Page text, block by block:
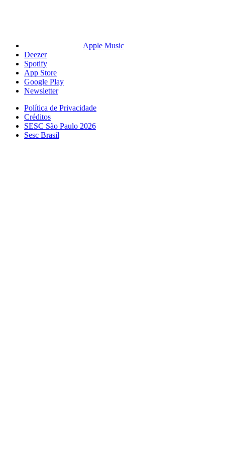
Apple Music
Deezer
Spotify
App Store
Google Play
Newsletter
Política de Privacidade
Créditos
SESC São Paulo 2026
Sesc Brasil